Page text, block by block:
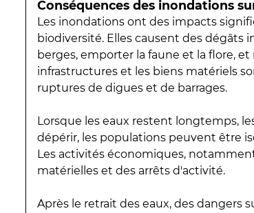
Conséquences des inondations
Les inondations ont des impacts
biodiversité. Elles causent des dégâts
berges, emporter la faune et la flore,
infrastructures et les biens matériels
ruptures de digues et de barrages.
Lorsque les eaux restent longtemps,
dépérir, les populations peuvent être
Les activités économiques,
matérielles et des arrêts d'activité.
Après le retrait des eaux, des dangers